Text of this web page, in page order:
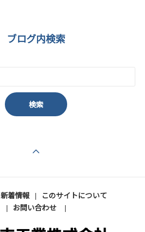
ブログ内検索
新着情報
このサイトについて
お問い合わせ